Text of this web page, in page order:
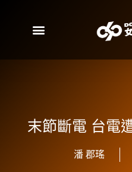
末節斷電 台電
潘 郡瑤